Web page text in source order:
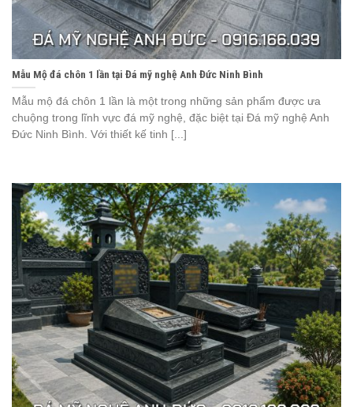
Mẫu Mộ đá chôn 1 lần tại Đá mỹ nghệ Anh Đức Ninh Bình
Mẫu mộ đá chôn 1 lần là một trong những sản phẩm được ưa
chuộng trong lĩnh vực đá mỹ nghệ, đặc biệt tại Đá mỹ nghệ Anh
Đức Ninh Bình. Với thiết kế tinh [...]